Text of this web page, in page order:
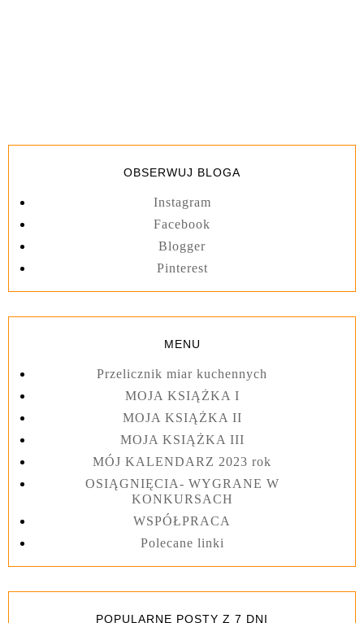
OBSERWUJ BLOGA
Instagram
Facebook
Blogger
Pinterest
MENU
Przelicznik miar kuchennych
MOJA KSIĄŻKA I
MOJA KSIĄŻKA II
MOJA KSIĄŻKA III
MÓJ KALENDARZ 2023 rok
OSIĄGNIĘCIA- WYGRANE W
KONKURSACH
WSPÓŁPRACA
Polecane linki
POPULARNE POSTY Z 7 DNI